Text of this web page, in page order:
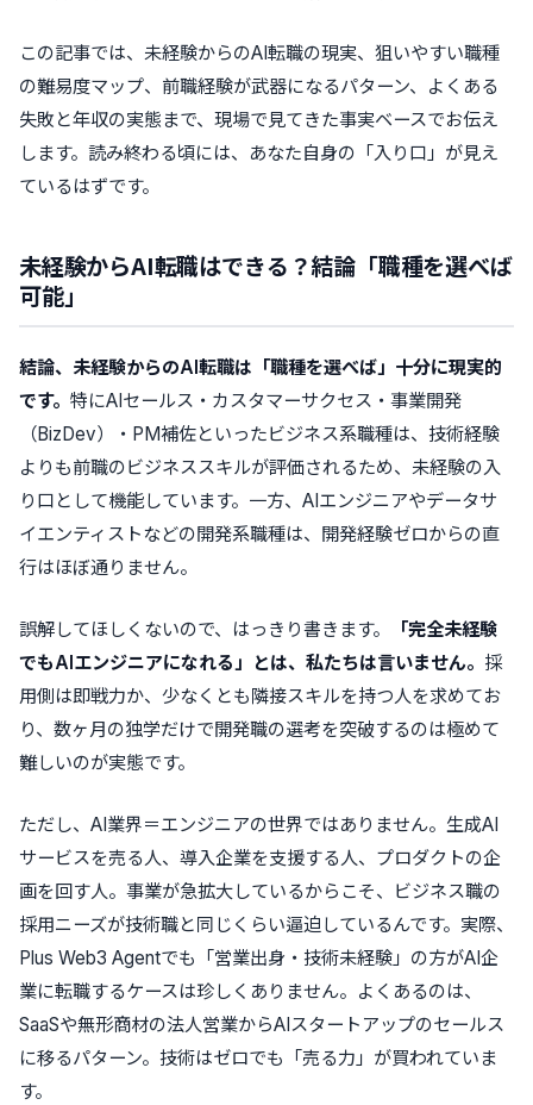
この記事では、未経験からのAI転職の現実、狙いやすい職種
の難易度マップ、前職経験が武器になるパターン、よくある
失敗と年収の実態まで、現場で見てきた事実ベースでお伝え
します。読み終わる頃には、あなた自身の「入り口」が見え
ているはずです。
未経験からAI転職はできる？結論「職種を選べば
可能」
結論、未経験からのAI転職は「職種を選べば」十分に現実的
です。 特にAIセールス・カスタマーサクセス・事業開発
（BizDev）・PM補佐といったビジネス系職種は、技術経験
よりも前職のビジネススキルが評価されるため、未経験の入
り口として機能しています。一方、AIエンジニアやデータサ
イエンティストなどの開発系職種は、開発経験ゼロからの直
行はほぼ通りません。
誤解してほしくないので、はっきり書きます。
「完全未経験
でもAIエンジニアになれる」とは、私たちは言いません。 採
用側は即戦力か、少なくとも隣接スキルを持つ人を求めてお
り、数ヶ月の独学だけで開発職の選考を突破するのは極めて
難しいのが実態です。
ただし、AI業界＝エンジニアの世界ではありません。生成AI
サービスを売る人、導入企業を支援する人、プロダクトの企
画を回す人。事業が急拡大しているからこそ、ビジネス職の
採用ニーズが技術職と同じくらい逼迫しているんです。実際、
Plus Web3 Agentでも「営業出身・技術未経験」の方がAI企
業に転職するケースは珍しくありません。よくあるのは、
SaaSや無形商材の法人営業からAIスタートアップのセールス
に移るパターン。技術はゼロでも「売る力」が買われていま
す。